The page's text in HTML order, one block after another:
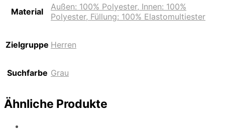
Material
Außen: 100% Polyester, Innen: 100%
Polyester, Füllung: 100% Elastomultiester
Zielgruppe Herren
Suchfarbe Grau
Ähnliche Produkte